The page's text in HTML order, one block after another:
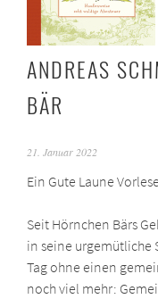
ANDREAS
BÄR
21. Januar 2022
Ein Gute Laune
Seit Hörnchen Bärs
in seine urgemütliche
Tag ohne einen
noch viel mehr: